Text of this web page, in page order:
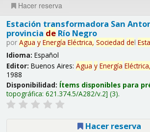
Hacer reserva
Estación transformadora San
provincia deRío Negro
por Agua y Energía Eléctrica, Sociedad del
Idioma: Español
Editor: Buenos Aires: Agua y Energía Eléctrica,
1988
Disponibilidad: Ítems disponibles para
topográfica: 621.374.5/A282/v.2 (3).
Hacer reserva